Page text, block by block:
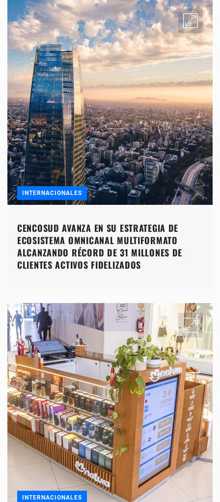
INTERNACIONALES
CENCOSUD AVANZA EN SU ESTRATEGIA DE
ECOSISTEMA OMNICANAL MULTIFORMATO
ALCANZANDO RÉCORD DE 31 MILLONES DE
CLIENTES ACTIVOS FIDELIZADOS
INTERNACIONALES